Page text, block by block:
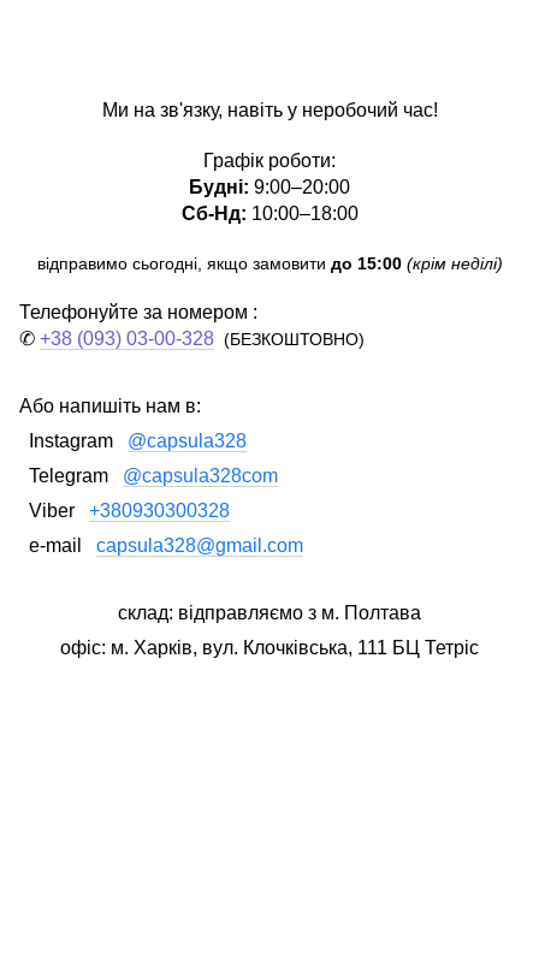
Ми на зв'язку, навіть у неробочий час!
Графік роботи:
Будні: 9:00–20:00
Сб-Нд: 10:00–18:00
відправимо сьогодні, якщо замовити до 15:00 (крім неділі)
Телефонуйте за номером :
✆ +38 (093) 03-00-328 (БЕЗКОШТОВНО)
Або напишіть нам в:
Instagram @capsula328
Telegram @capsula328com
Viber +380930300328
e-mail capsula328@gmail.com
склад: відправляємо з м. Полтава
офіс: м. Харків, вул. Клочківська, 111 БЦ Тетріс